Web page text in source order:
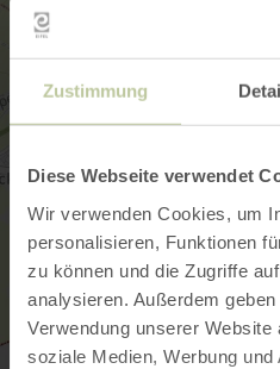
Zustimmung
Diese Webseite verwendet
Wir verwenden Cookies, um
personalisieren, Funktionen
zu können und die Zugriffe
analysieren. Außerdem
Verwendung unserer
soziale Medien, Werbung